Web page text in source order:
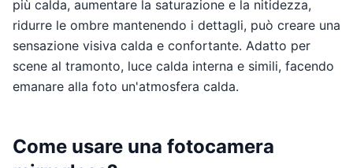
più calda, aumentare la saturazione e la nitidezza,
ridurre le ombre mantenendo i dettagli, può creare una
sensazione visiva calda e confortante. Adatto per
scene al tramonto, luce calda interna e simili, facendo
emanare alla foto un'atmosfera calda.
Come usare una fotocamera